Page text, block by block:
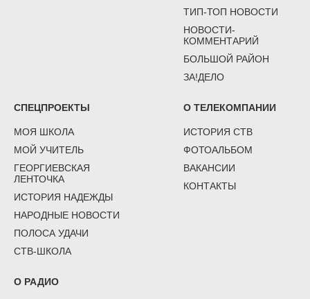
ТИП-ТОП НОВОСТИ
НОВОСТИ-
КОММЕНТАРИЙ
БОЛЬШОЙ РАЙОН
ЗА!ДЕЛО
СПЕЦПРОЕКТЫ
МОЯ ШКОЛА
МОЙ УЧИТЕЛЬ
ГЕОРГИЕВСКАЯ
ЛЕНТОЧКА
ИСТОРИЯ НАДЕЖДЫ
НАРОДНЫЕ НОВОСТИ
ПОЛОСА УДАЧИ
СТВ-ШКОЛА
О ТЕЛЕКОМПАНИИ
ИСТОРИЯ СТВ
ФОТОАЛЬБОМ
ВАКАНСИИ
КОНТАКТЫ
О РАДИО